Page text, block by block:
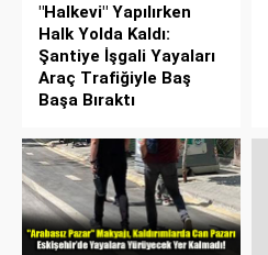
"Halkevi" Yapılırken
Halk Yolda Kaldı:
Şantiye İşgali Yayaları
Araç Trafiğiyle Baş
Başa Bıraktı